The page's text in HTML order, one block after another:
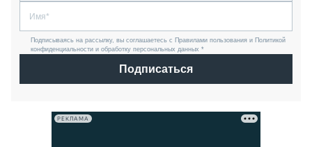
Подписываясь на рассылку, вы соглашаетесь с Правилами пользования и Политикой
конфиденциальности и обработку персональных данных *
Подписаться
РЕКЛАМА